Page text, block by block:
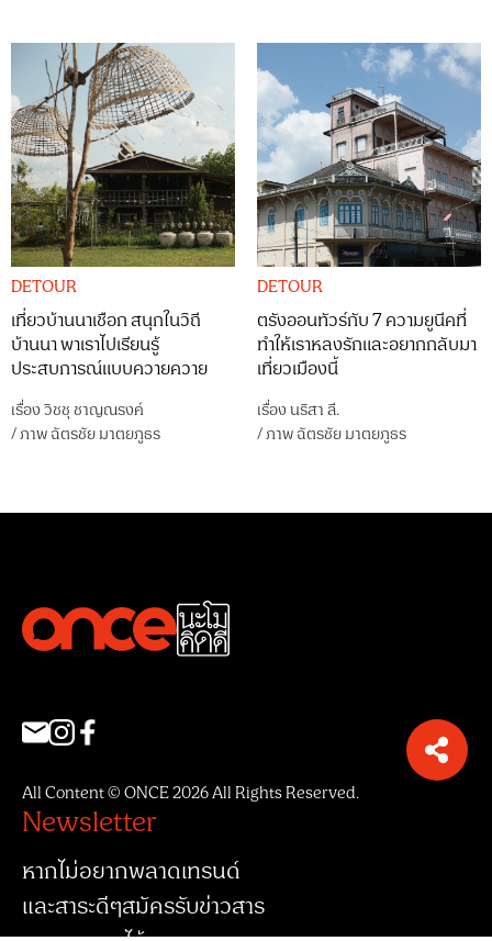
DETOUR
เที่ยวบ้านนาเชือก สนุกในวิถี
บ้านนา พาเราไปเรียนรู้
ประสบการณ์แบบควายควาย
เรื่องวิชชุ ชาญณรงค์
/ภาพฉัตรชัย มาตยภูธร
DETOUR
ตรังออนทัวร์กับ 7 ความยูนีคที่
ทำให้เราหลงรักและอยากกลับมา
เที่ยวเมืองนี้
เรื่องนริสา ลี.
/ภาพฉัตรชัย มาตยภูธร
All Content © ONCE 2026 All Rights Reserved.
Newsletter
หากไม่อยากพลาดเทรนด์
และสาระดีๆสมัครรับข่าวสาร